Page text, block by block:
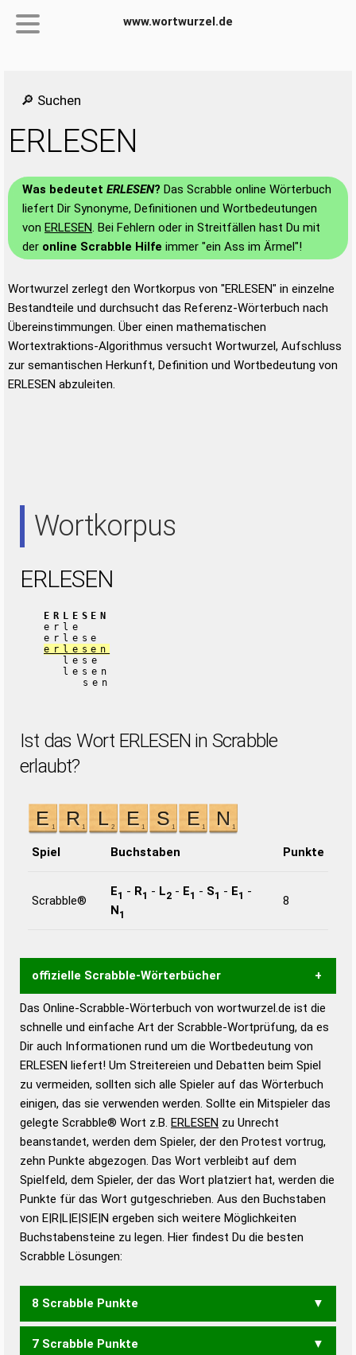
www.wortwurzel.de
🔎 Suchen
ERLESEN
Was bedeutet ERLESEN? Das Scrabble online Wörterbuch
liefert Dir Synonyme, Definitionen und Wortbedeutungen
von ERLESEN. Bei Fehlern oder in Streitfällen hast Du mit
der online Scrabble Hilfe immer "ein Ass im Ärmel"!
Wortwurzel zerlegt den Wortkorpus von "ERLESEN" in einzelne
Bestandteile und durchsucht das Referenz-Wörterbuch nach
Übereinstimmungen. Über einen mathematischen
Wortextraktions-Algorithmus versucht Wortwurzel, Aufschluss
zur semantischen Herkunft, Definition und Wortbedeutung von
ERLESEN abzuleiten.
Wortkorpus
ERLESEN
ERLESEN
erle
erlese
erlesen
lese
lesen
sen
Ist das Wort ERLESEN in Scrabble
erlaubt?
Spiel Buchstaben Punkte
Scrabble®
E1 - R1 - L2 - E1 - S1 - E1 -
N1
8
offizielle Scrabble-Wörterbücher
Wortwurzel liefert mit Hilfe eines semantischen
Wortanalyse-Algorithmus gute Anhaltspunkte zu
Wortbedeutung, Worttrennung und Wortform, um die
Gültigkeit eines Wortes für das Scrabble-Spiel zu
bestimmen!
zugelassene Turnier Scrabble-
Wörterbücher sind:
Duden – Standardwerk in 12 Bänden
Duden – Richtiges und gutes
Deutsch
Duden – Die deutsche Grammatik
Duden – Deutsches
Das Online-Scrabble-Wörterbuch von wortwurzel.de ist die
schnelle und einfache Art der Scrabble-Wortprüfung, da es
Dir auch Informationen rund um die Wortbedeutung von
ERLESEN liefert! Um Streitereien und Debatten beim Spiel
zu vermeiden, sollten sich alle Spieler auf das Wörterbuch
einigen, das sie verwenden werden. Sollte ein Mitspieler das
gelegte Scrabble® Wort z.B. ERLESEN zu Unrecht
beanstandet, werden dem Spieler, der den Protest vortrug,
zehn Punkte abgezogen. Das Wort verbleibt auf dem
Spielfeld, dem Spieler, der das Wort platziert hat, werden die
Punkte für das Wort gutgeschrieben. Aus den Buchstaben
von E|R|L|E|S|E|N ergeben sich weitere Möglichkeiten
Buchstabensteine zu legen. Hier findest Du die besten
Scrabble Lösungen:
8 Scrabble Punkte
ERLENES LEERENS
7 Scrabble Punkte